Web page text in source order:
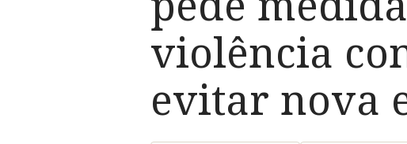
violência
evitar nova